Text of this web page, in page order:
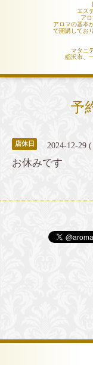
エス
ア
アロマの基本
で開講してお
マタニ
稲沢市、
予
店休日 2024-12-29
お休みです